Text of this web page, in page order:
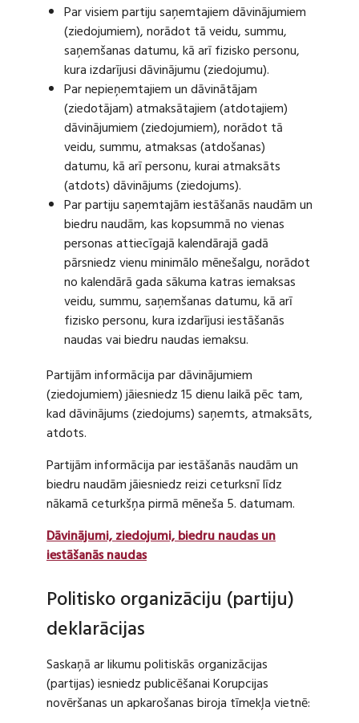
Par visiem partiju saņemtajiem dāvinājumiem
(ziedojumiem), norādot tā veidu, summu,
saņemšanas datumu, kā arī fizisko personu,
kura izdarījusi dāvinājumu (ziedojumu).
Par nepieņemtajiem un dāvinātājam
(ziedotājam) atmaksātajiem (atdotajiem)
dāvinājumiem (ziedojumiem), norādot tā
veidu, summu, atmaksas (atdošanas)
datumu, kā arī personu, kurai atmaksāts
(atdots) dāvinājums (ziedojums).
Par partiju saņemtajām iestāšanās naudām un
biedru naudām, kas kopsummā no vienas
personas attiecīgajā kalendārajā gadā
pārsniedz vienu minimālo mēnešalgu, norādot
no kalendārā gada sākuma katras iemaksas
veidu, summu, saņemšanas datumu, kā arī
fizisko personu, kura izdarījusi iestāšanās
naudas vai biedru naudas iemaksu.
Partijām informācija par dāvinājumiem
(ziedojumiem) jāiesniedz 15 dienu laikā pēc tam,
kad dāvinājums (ziedojums) saņemts, atmaksāts,
atdots.
Partijām informācija par iestāšanās naudām un
biedru naudām jāiesniedz reizi ceturksnī līdz
nākamā ceturkšņa pirmā mēneša 5. datumam.
Dāvinājumi, ziedojumi, biedru naudas un
iestāšanās naudas
Politisko organizāciju (partiju)
deklarācijas
Saskaņā ar likumu politiskās organizācijas
(partijas) iesniedz publicēšanai Korupcijas
novēršanas un apkarošanas biroja tīmekļa vietnē: